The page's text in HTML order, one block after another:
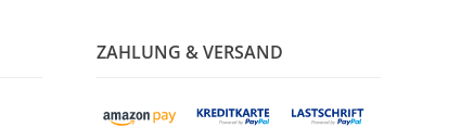
ZAHLUNG & VERSAND